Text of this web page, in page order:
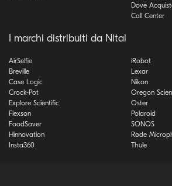
Dove
Call Center
I marchi distribuiti da Nital
AirSelfie
Breville
Case Logic
Crock-Pot
Explore Scientific
Flexson
FoodSaver
Hinnovation
Insta360
iRobot
Lexar
Nikon
Oregon
Oster
Polaroid
SONOS
Røde
Thule